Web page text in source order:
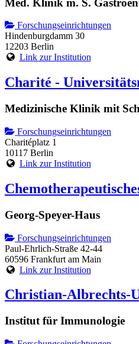
Med. Klinik m. S.
Forschungseinrichtungen
Hindenburgdamm 30
12203 Berlin
Link zur Institution
Charité -
Medizinische Klinik mit
Forschungseinrichtungen
Charitéplatz 1
10117 Berlin
Link zur Institution
Georg-Speyer-Haus
Forschungseinrichtungen
Paul-Ehrlich-Straße 42-44
60596 Frankfurt am Main
Link zur Institution
Christian-Albrechts-
Institut für Immunologie